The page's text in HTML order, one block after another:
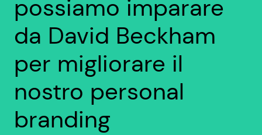
possiamo imparare
da David Beckham
per migliorare il
nostro personal
branding